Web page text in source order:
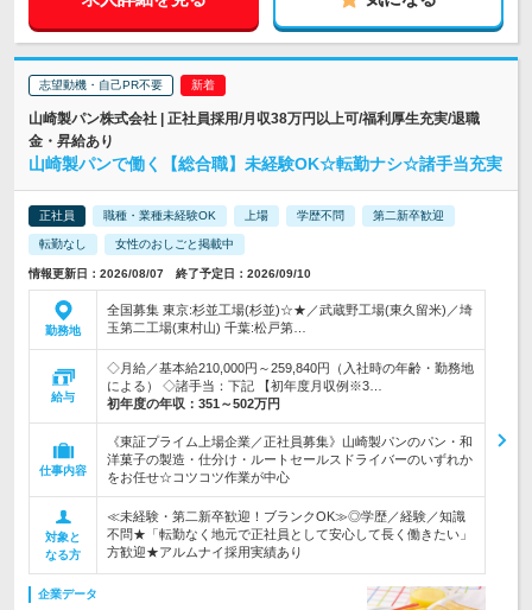
志望動機・自己PR不要
山崎製パン株式会社 | 正社員採用/月収38万円以上可/福利厚生充実/退職
金・昇給あり
山崎製パンで働く【総合職】未経験OK☆転勤ナシ☆諸手当充実
正社員 職種・業種未経験OK 上場 学歴不問 第二新卒歓迎
転勤なし 女性のおしごと掲載中
情報更新日：2026/08/07 終了予定日：2026/09/10
勤務地
全国募集 東京:杉並工場(杉並)☆★／武蔵野工場(東久留米)／埼
玉第二工場(東村山) 千葉:松戸第…
給与
◇月給／基本給210,000円～259,840円（入社時の年齢・勤務地
による） ◇諸手当：下記 【初年度月収例※3…
初年度の年収： 351～502万円
仕事内容
《東証プライム上場企業／正社員募集》山崎製パンのパン・和
洋菓子の製造・仕分け・ルートセールスドライバーのいずれか
をお任せ☆コツコツ作業が中心
対象と
なる方
≪未経験・第二新卒歓迎！ブランクOK≫◎学歴／経験／知識
不問★「転勤なく地元で正社員として安心して長く働きたい」
方歓迎★アルムナイ採用実績あり
企業データ